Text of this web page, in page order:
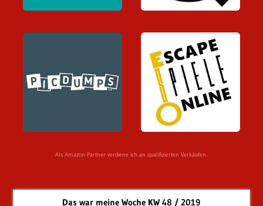
Als Amazon-Partner verdiene ich an qualifizierten Verkäufen.
Das war meine Woche KW 48 / 2019